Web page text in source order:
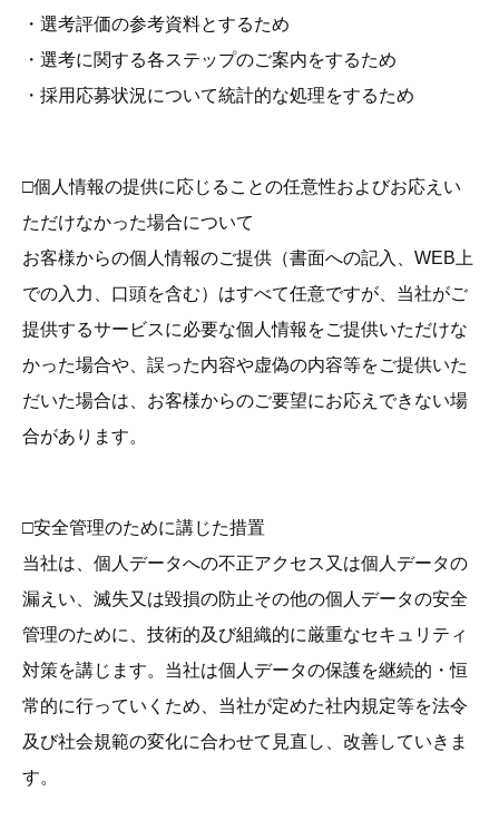
・選考評価の参考資料とするため
・選考に関する各ステップのご案内をするため
・採用応募状況について統計的な処理をするため
□個人情報の提供に応じることの任意性およびお応えい
ただけなかった場合について
お客様からの個人情報のご提供（書面への記入、WEB上
での入力、口頭を含む）はすべて任意ですが、当社がご
提供するサービスに必要な個人情報をご提供いただけな
かった場合や、誤った内容や虚偽の内容等をご提供いた
だいた場合は、お客様からのご要望にお応えできない場
合があります。
□安全管理のために講じた措置
当社は、個人データへの不正アクセス又は個人データの
漏えい、滅失又は毀損の防止その他の個人データの安全
管理のために、技術的及び組織的に厳重なセキュリティ
対策を講じます。当社は個人データの保護を継続的・恒
常的に行っていくため、当社が定めた社内規定等を法令
及び社会規範の変化に合わせて見直し、改善していきま
す。